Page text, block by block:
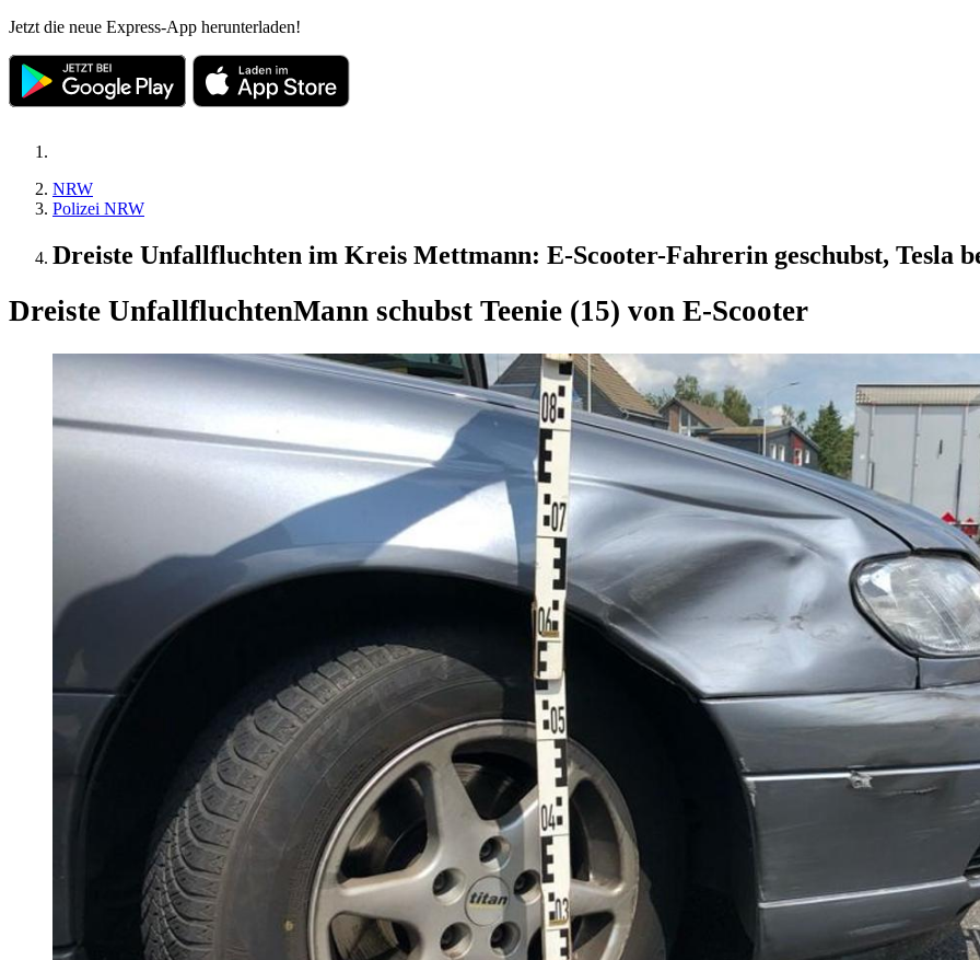
Jetzt die neue Express-App herunterladen!
NRW
Polizei NRW
Dreiste Unfallfluchten im Kreis Mettmann: E-Scooter-Fahrerin geschubst, Tesla
Dreiste UnfallfluchtenMann schubst Teenie (15) von E-Scooter